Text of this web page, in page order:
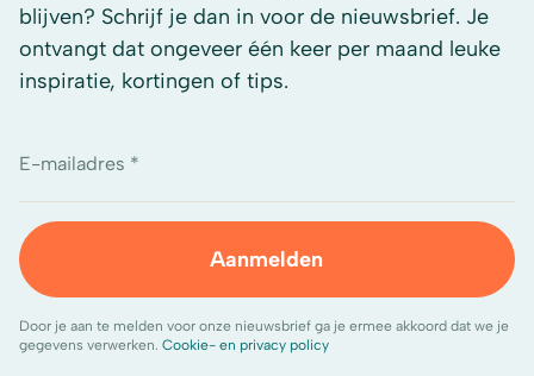
blijven? Schrijf je dan in voor de nieuwsbrief. Je
ontvangt dat ongeveer één keer per maand leuke
inspiratie, kortingen of tips.
E-mailadres *
Aanmelden
Door je aan te melden voor onze nieuwsbrief ga je ermee akkoord dat we je
gegevens verwerken. Cookie- en privacy policy